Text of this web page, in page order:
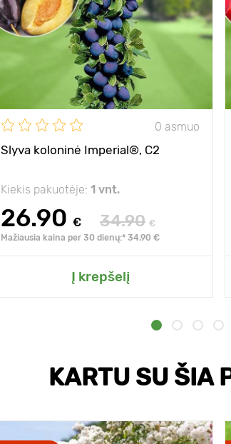
0 asmuo
Slyva koloninė Imperial®, C2
Kiekis pakuotėje: 1 vnt.
26.90 € 34.90 €
Mažiausia kaina per 30 dienų:* 34.90 €
Į krepšelį
KARTU SU ŠIA